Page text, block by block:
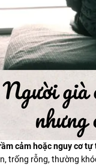
cảm hoặc nguy cơ
trống rỗng, thường